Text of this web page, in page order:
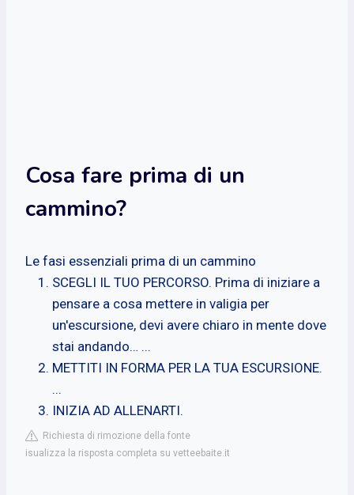
Cosa fare prima di un
cammino?
Le fasi essenziali prima di un cammino
SCEGLI IL TUO PERCORSO. Prima di iniziare a
pensare a cosa mettere in valigia per
un'escursione, devi avere chiaro in mente dove
stai andando… ...
METTITI IN FORMA PER LA TUA ESCURSIONE.
...
INIZIA AD ALLENARTI.
Richiesta di rimozione della fonte
isualizza la risposta completa su vetteebaite.it